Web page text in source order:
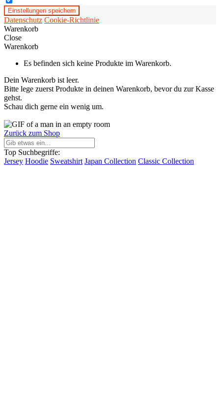
Einstellungen speichern
Datenschutz Cookie-Richtlinie
Warenkorb
Close
Warenkorb
Es befinden sich keine Produkte im Warenkorb.
Dein Warenkorb ist leer.
Bitte lege zuerst Produkte in deinen Warenkorb, bevor du zur Kasse
gehst.
Schau dich gerne ein wenig um.
Zurück zum Shop
Top Suchbegriffe:
Jersey Hoodie Sweatshirt Japan Collection Classic Collection